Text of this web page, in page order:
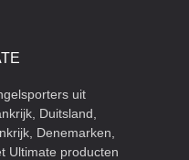
uit
Duitsland,
Denemarken,
Ultimate producten